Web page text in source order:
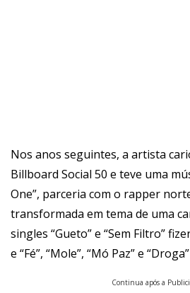
Nos anos seguintes, a artista
Billboard Social 50 e teve uma
One”, parceria com o rapper
transformada em tema de uma
singles “Gueto” e “Sem Filtro”
e “Fé”, “Mole”, “Mó Paz” e
Continua após a